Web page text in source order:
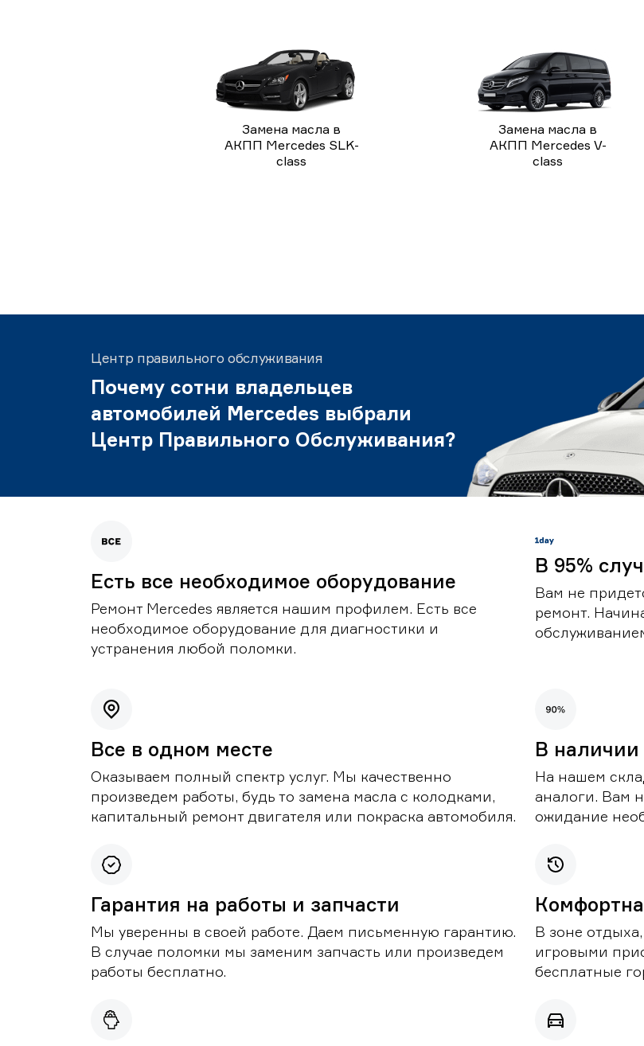
Замена масла в
АКПП Mercedes SLK-
class
Замена масла в
АКПП Mercedes V-
class
Центр правильного обслуживания
Почему сотни владельцев
автомобилей Mercedes выбрали
Центр Правильного Обслуживания?
Есть все необходимое оборудование
Ремонт Mercedes является нашим профилем. Есть все
необходимое оборудование для диагностики и
устранения любой поломки.
В 95%
Вам не
ремонт.
Все в одном месте
Оказываем полный спектр услуг. Мы качественно
произведем работы, будь то замена масла с колодками,
капитальный ремонт двигателя или покраска автомобиля.
В наличии
На нашем
аналоги. Вам
ожидание
Гарантия на работы и запчасти
Мы уверенны в своей работе. Даем письменную гарантию.
В случае поломки мы заменим запчасть или произведем
работы бесплатно.
В зоне
игровыми
бесплатные